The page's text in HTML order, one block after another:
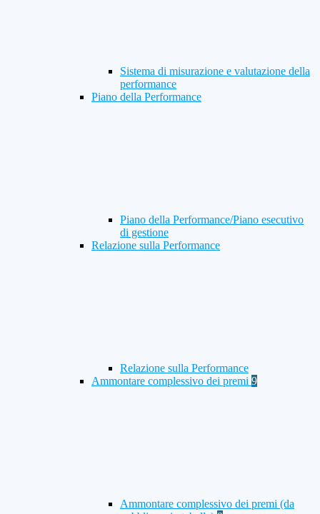
Sistema di misurazione e valutazione della
performance
Piano della Performance
Piano della Performance/Piano esecutivo
di gestione
Relazione sulla Performance
Relazione sulla Performance
Ammontare complessivo dei premi 9
Ammontare complessivo dei premi (da